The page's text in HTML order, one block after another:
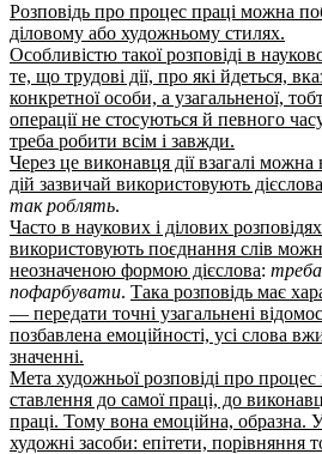
Розповідь про процес праці можна
діловому або художньому стилях.
Особливістю такої розповіді в
те, що трудові дії, про які йдеться,
конкретної особи, а узагальненої,
операції не стосуються й певного
треба робити всім і завжди.
Через це виконавця дії взагалі
дій зазвичай використовують
так роблять.
Часто в наукових і ділових
використовують поєднання слів
неозначеною формою дієслова:
пофарбувати. Така розповідь має
— передати точні узагальнені
позбавлена емоційності, усі слова
значенні.
Мета художньої розповіді про
ставлення до самої праці, до
праці. Тому вона емоційна, образна.
художні засоби: епітети, порівняння